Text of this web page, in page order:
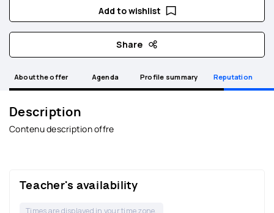
Add to wishlist
Share
About the offer Agenda Profile summary Reputation
Description
Contenu description offre
Teacher's availability
Times are displayed in your time zone.